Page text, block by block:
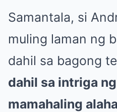
Samantala, si
muling laman ng
dahil sa bagong
dahil sa intriga
mamahaling